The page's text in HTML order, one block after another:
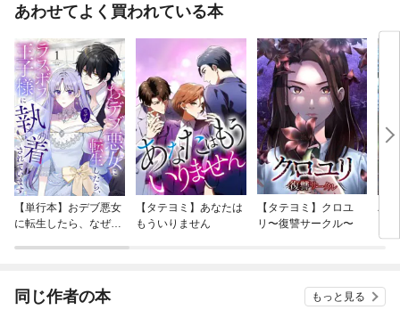
あわせてよく買われている本
【単行本】おデブ悪女
に転生したら、なぜか
【タテヨミ】あなたは
もういりません
【タテヨミ】クロユ
リ〜復讐サークル〜
バ
今
同じ作者の本 もっと見る